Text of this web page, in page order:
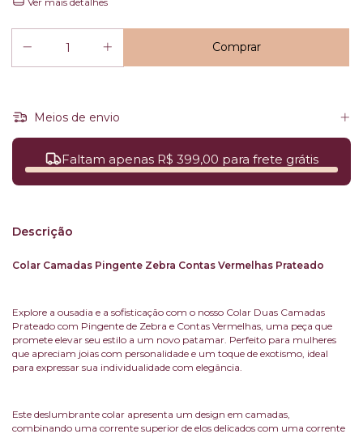
Meios de envio
Faltam apenas R$ 399,00 para frete grátis
Descrição
Colar Camadas Pingente Zebra Contas Vermelhas Prateado
Explore a ousadia e a sofisticação com o nosso Colar Duas Camadas
Prateado com Pingente de Zebra e Contas Vermelhas, uma peça que
promete elevar seu estilo a um novo patamar. Perfeito para mulheres
que apreciam joias com personalidade e um toque de exotismo, ideal
para expressar sua individualidade com elegância.
Este deslumbrante colar apresenta um design em camadas,
combinando uma corrente superior de elos delicados com uma corrente